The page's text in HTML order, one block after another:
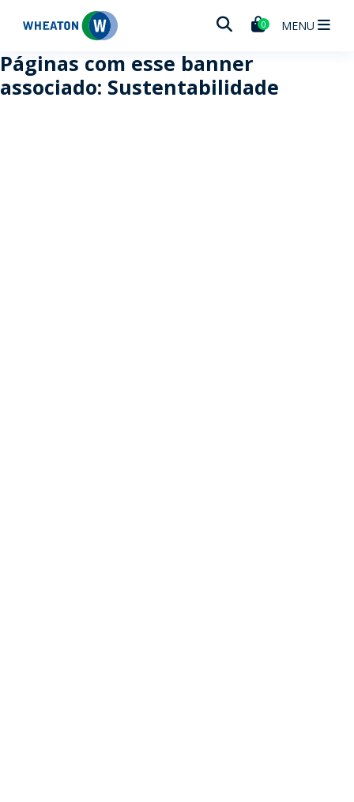
Wheaton 0 MENU
Páginas com esse banner
associado: Sustentabilidade